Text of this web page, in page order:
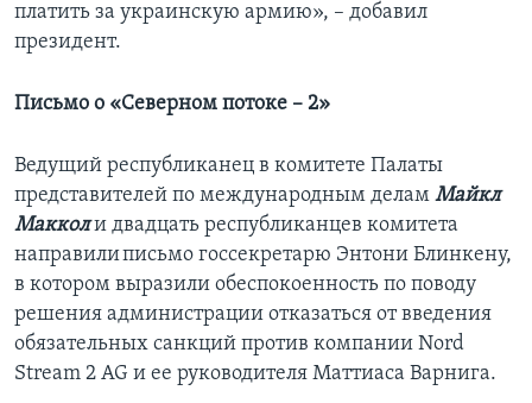
платить за украинскую армию», – добавил
президент.
Письмо о «Северном потоке – 2»
Ведущий республиканец в комитете Палаты
представителей по международным делам Майкл
Макколи двадцать республиканцев комитета
направили письмо госсекретарю Энтони Блинкену,
в котором выразили обеспокоенность по поводу
решения администрации отказаться от введения
обязательных санкций против компании Nord
Stream 2 AG и ее руководителя Маттиаса Варнига.